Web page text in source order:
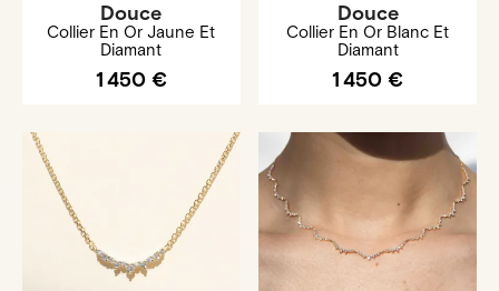
Douce
Collier En Or Jaune Et
Diamant
1 450 €
Douce
Collier En Or Blanc Et
Diamant
1 450 €